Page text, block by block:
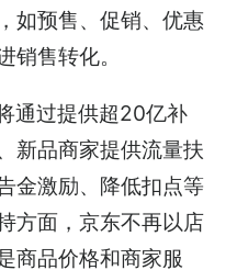
如预售、促销、优惠
销售转化。
通过提供超20亿补
新品商家提供流量扶
金激励、降低扣点等
方面，京东不再以店
商品价格和商家服